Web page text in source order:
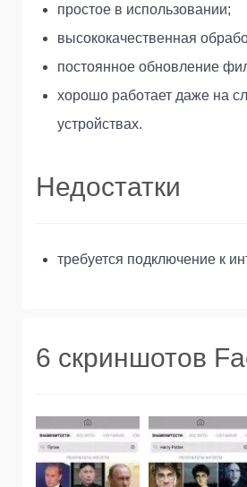
простое в использовании;
высококачественная
постоянное обновление
хорошо работает даже на
устройствах.
Недостатки
требуется подключение к
6 скриншотов